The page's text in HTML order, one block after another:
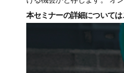
本セミナーの詳細については